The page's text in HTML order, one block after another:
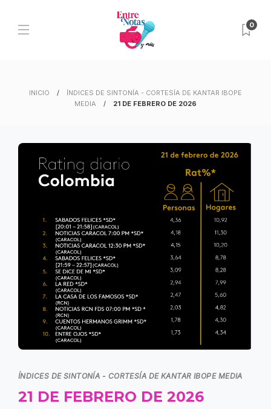
0
INICIO
ÍNDICES DE SINTONÍA - CORTESÍA DE KANTAR IBOPE
MEDIA
21 DE FEBRERO DE 2026
ÍNDICES DE SINTONÍA - CORTESÍA DE KANTAR IBOPE MEDIA
21 DE FEBRERO DE 2026